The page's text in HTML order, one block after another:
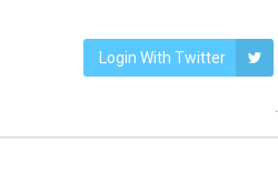
Login With Twitter